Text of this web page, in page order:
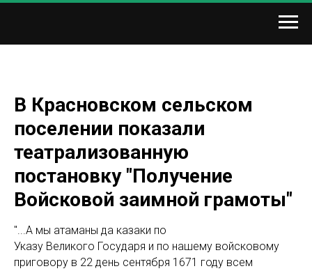
В Красновском сельском
поселении показали
театрализованную
постановку "Получение
Войсковой заимной грамоты"
"...А мы атаманы да казаки по
Указу Великого Государя и по нашему войсковому
приговору в 22 день сентября 1671 году всем